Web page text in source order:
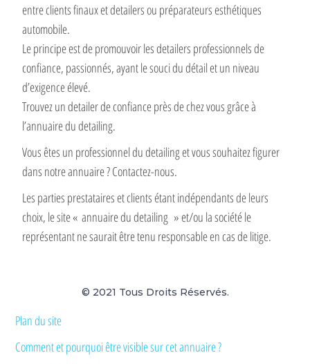
entre clients finaux et detailers ou préparateurs esthétiques
automobile.
Le principe est de promouvoir les detailers professionnels de
confiance, passionnés, ayant le souci du détail et un niveau
d’exigence élevé.
Trouvez un detailer de confiance près de chez vous grâce à
l’annuaire du detailing.
Vous êtes un professionnel du detailing et vous souhaitez figurer
dans notre annuaire ? Contactez-nous.
Les parties prestataires et clients étant indépendants de leurs
choix, le site « annuaire du detailing » et/ou la société le
représentant ne saurait être tenu responsable en cas de litige.
© 2021 Tous Droits Réservés.
Plan du site
Comment et pourquoi être visible sur cet annuaire ?